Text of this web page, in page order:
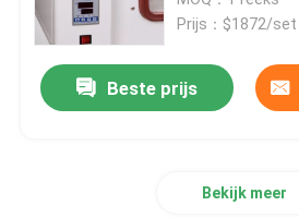
Temperatuur Vochtigheid Kamer
Prijs：$1872/set
Beste prijs
Bekijk meer